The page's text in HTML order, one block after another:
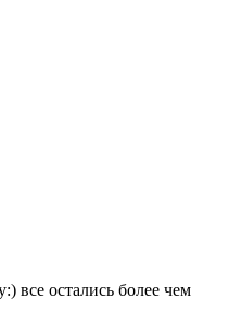
все остались более чем